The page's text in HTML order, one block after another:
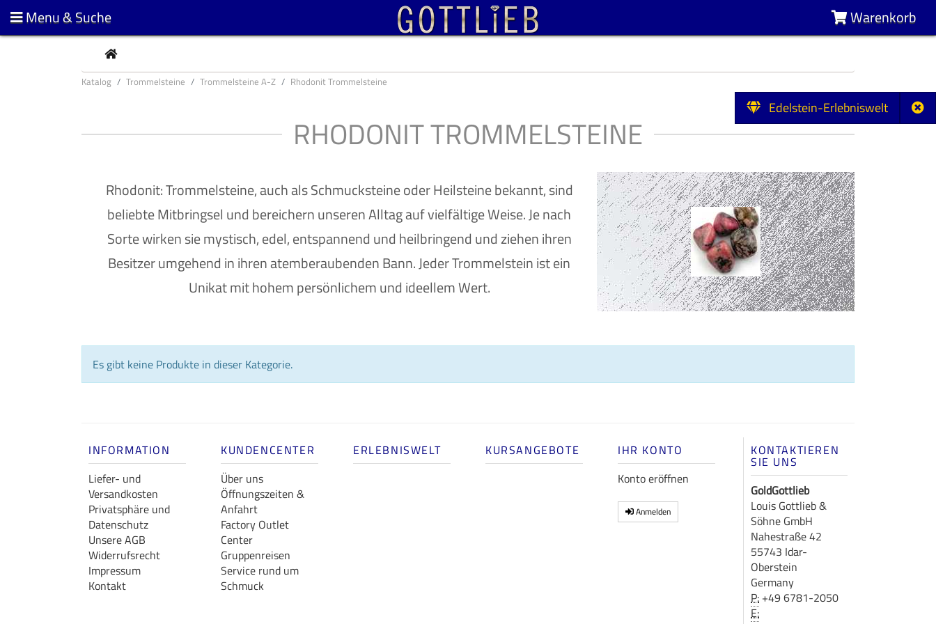
Edelstein-Erlebniswelt
Menu & Suche Warenkorb
CURRENT
Katalog Trommelsteine Trommelsteine A-Z Rhodonit Trommelsteine
RHODONIT TROMMELSTEINE
Rhodonit: Trommelsteine, auch als Schmucksteine oder Heilsteine bekannt, sind
beliebte Mitbringsel und bereichern unseren Alltag auf vielfältige Weise. Je nach
Sorte wirken sie mystisch, edel, entspannend und heilbringend und ziehen ihren
Besitzer umgehend in ihren atemberaubenden Bann. Jeder Trommelstein ist ein
Unikat mit hohem persönlichem und ideellem Wert.
Es gibt keine Produkte in dieser Kategorie.
INFORMATION
Liefer- und
Versandkosten
Privatsphäre und
Datenschutz
Unsere AGB
Widerrufsrecht
Impressum
Kontakt
KUNDENCENTER
Über uns
Öffnungszeiten &
Anfahrt
Factory Outlet
Center
Gruppenreisen
Service rund um
Schmuck
ERLEBNISWELT KURSANGEBOTE
IHR KONTO
Konto eröffnen
Anmelden
KONTAKTIEREN
SIE UNS
GoldGottlieb
Louis Gottlieb &
Söhne GmbH
Nahestraße 42
55743 Idar-
Oberstein
Germany
P: +49 6781-2050
E: